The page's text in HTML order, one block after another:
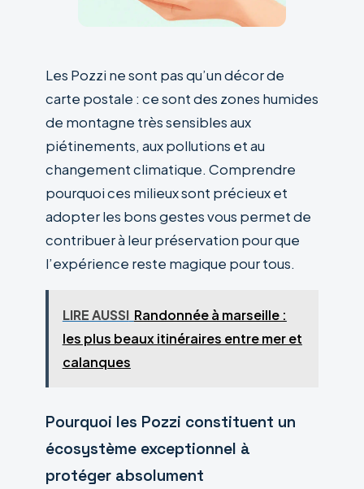
Les Pozzi ne sont pas qu’un décor de
carte postale : ce sont des zones humides
de montagne très sensibles aux
piétinements, aux pollutions et au
changement climatique. Comprendre
pourquoi ces milieux sont précieux et
adopter les bons gestes vous permet de
contribuer à leur préservation pour que
l’expérience reste magique pour tous.
LIRE AUSSI Randonnée à marseille :
les plus beaux itinéraires entre mer et
calanques
Pourquoi les Pozzi constituent un
écosystème exceptionnel à
protéger absolument